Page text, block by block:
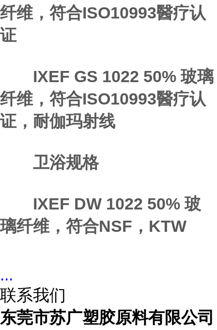
纤维，符合ISO10993醫疗认
证
IXEF GS 1022 50% 玻璃
纤维，符合ISO10993醫疗认
证，耐伽玛射线
卫浴规格
IXEF DW 1022 50% 玻
璃纤维，符合NSF，KTW
...
联系我们
东莞市苏广塑胶原料有限公司